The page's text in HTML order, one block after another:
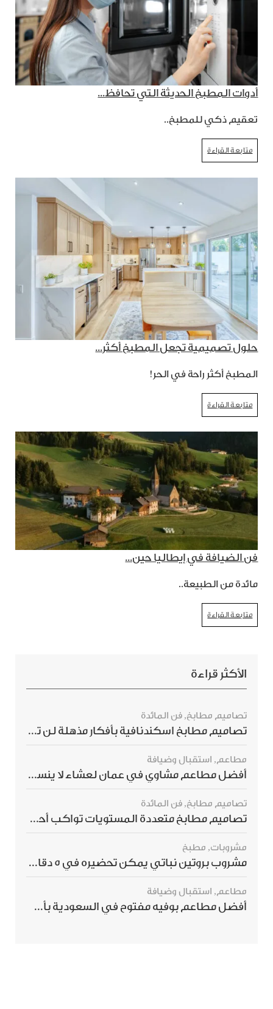
أدوات المطبخ الحديثة التي تحافظ...
تعقيم ذكي للمطبخ..
متابعة القراءة
حلول تصميمية تجعل المطبخ أكثر...
المطبخ أكثر راحة في الحر!
متابعة القراءة
فن الضيافة في إيطاليا حين...
مائدة من الطبيعة..
متابعة القراءة
الأكثر قراءة
تصاميم مطابخ, فن المائدة
تصاميم مطابخ اسكندنافية بأفكار مذهلة لن ترغبي بتفويتها
مطاعم, استقبال وضيافة
أفضل مطاعم مشاوي في عمان لعشاء لا ينسى
تصاميم مطابخ, فن المائدة
تصاميم مطابخ متعددة المستويات تواكب أحدث صيحات الديكور العالمي
مشروبات, مطبخ
مشروب بروتين نباتي يمكن تحضيره في 5 دقائق ويمنحك شعورًا بالشبع
مطاعم, استقبال وضيافة
أفضل مطاعم بوفيه مفتوح في السعودية بأسعار تناسب الجميع